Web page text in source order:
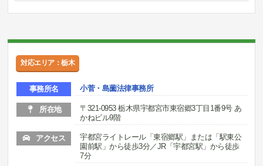
対応エリア：栃木
事務所名 小菅・島薗法律事務所
所在地
〒321-0953 栃木県宇都宮市東宿郷3丁目1番9号 あ
かねビル9階
アクセス
宇都宮ライトレール「東宿郷駅」または「駅東公
園前駅」から徒歩3分／JR「宇都宮駅」から徒歩
7分